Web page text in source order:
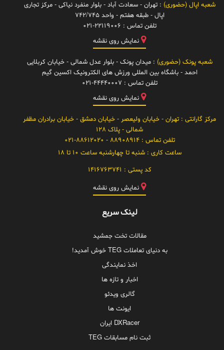
شعبه اپال (حضوری) : تهران - سعادت آباد - بلوار منفرد نیاکی - مرکز تجاری
اپال - طبقه هفتم - واحد 742/745
تلفن تماس : 021-22119006
نمایش روی نقشه
شعبه پونک (حضوری) : میدان پونک - بلوار عدل شمالی - خیابان کربلایی
احمد - باشگاه بین المللی ورزش های الکترونیک اکسین گیم
تلفن تماس : 021-44440007
نمایش روی نقشه
مرکز گارانتی : تهران - خیابان ولیعصر - خیابان دمشق - خیابان برادران مظفر
شمالی - پلاک 128
تلفن تماس :88908914 - 021-88612020
ساعت کاری :شنبه تا چهارشنبه ساعت 10 تا 18
کد پستی : 1416763741
نمایش روی نقشه
لینک سریع
مقالات تخت جمشید
به دنیای تعاملات TEG خوش آمدید!
اخذ نمایندگی
اخبار و تازه ها
گالری ویدئو
ایونت ها
DXRacer ایران
ثبت نام مسابقات TEG